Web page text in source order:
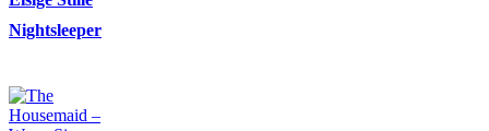
Nightsleeper